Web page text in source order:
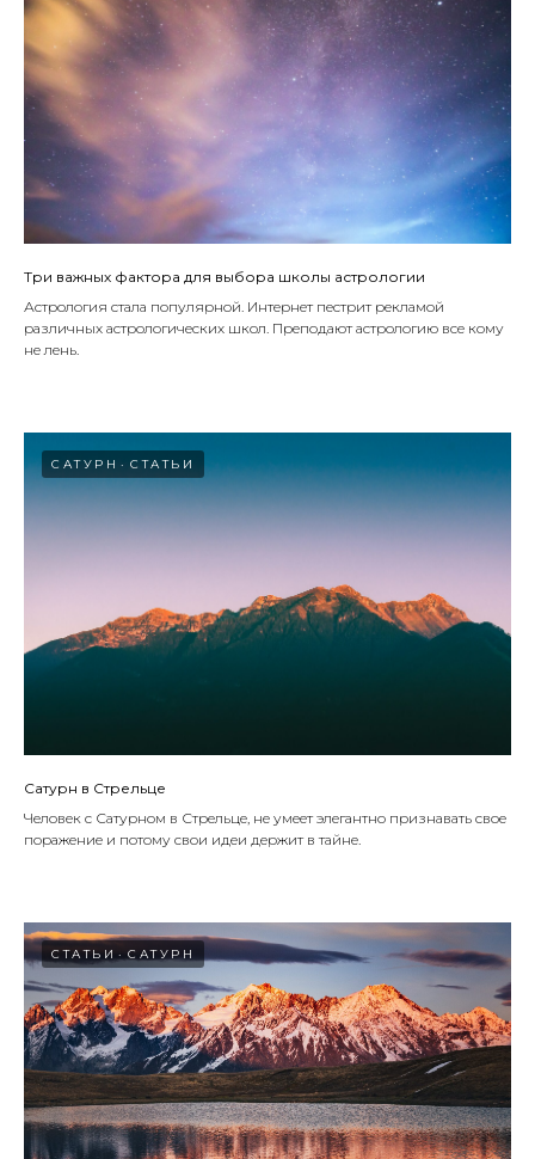
Три важных фактора для выбора школы астрологии
Астрология стала популярной. Интернет пестрит рекламой
различных астрологических школ. Преподают астрологию все кому
не лень.
САТУРН СТАТЬИ
Сатурн в Стрельце
Человек с Сатурном в Стрельце, не умеет элегантно признавать свое
поражение и потому свои идеи держит в тайне.
СТАТЬИ САТУРН